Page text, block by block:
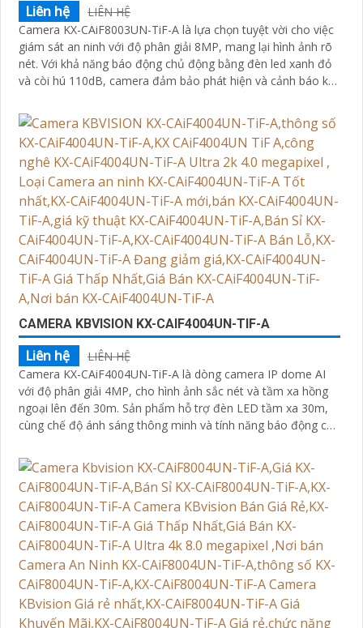
Liên hệ
LIÊN HỆ
Camera KX-CAiF8003UN-TiF-A là lựa chọn tuyệt vời cho việc
giám sát an ninh với độ phân giải 8MP, mang lại hình ảnh rõ
nét. Với khả năng báo động chủ động bằng đèn led xanh đỏ
và còi hú 110dB, camera đảm bảo phát hiện và cảnh báo khi
CAiF8003UN-TiF-A tích hợp chức năng cao cấp Thu Âm Và
Loa rõ ràng để mang lại trải nghiệm hình ảnh và âm thanh
tốt nhất
CAMERA KBVISION KX-CAIF4004UN-TIF-A
Liên hệ
LIÊN HỆ
Camera KX-CAiF4004UN-TiF-A là dòng camera IP dome AI
với độ phân giải 4MP, cho hình ảnh sắc nét và tầm xa hồng
ngoại lên đến 30m. Sản phẩm hỗ trợ đèn LED tầm xa 30m,
cùng chế độ ánh sáng thông minh và tính năng báo động chủ